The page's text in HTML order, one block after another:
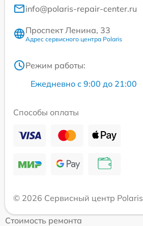
info@polaris-repair-center.ru
Проспект Ленина, 33
Адрес сервисного центра Polaris
Режим работы:
Ежедневно с 9:00 до 21:00
Способы оплаты
© 2026 Сервисный центр Polaris
Стоимость ремонта